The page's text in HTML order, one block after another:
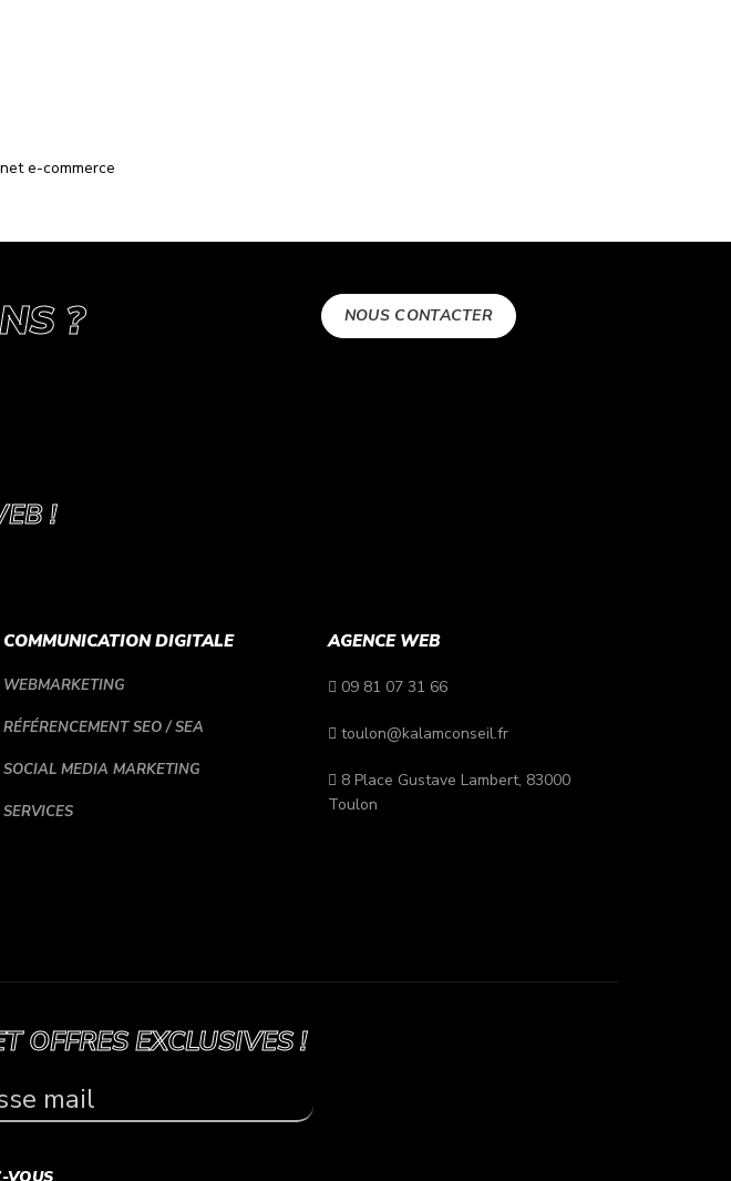
?
!
NOUS CONTACTER
COMMUNICATION DIGITALE
WEBMARKETING
RÉFÉRENCEMENT SEO / SEA
SOCIAL MEDIA MARKETING
SERVICES
AGENCE WEB
09 81 07 31 66
toulon@kalamconseil.fr
8 Place Gustave Lambert, 83000
Toulon
OFFRES EXCLUSIVES !